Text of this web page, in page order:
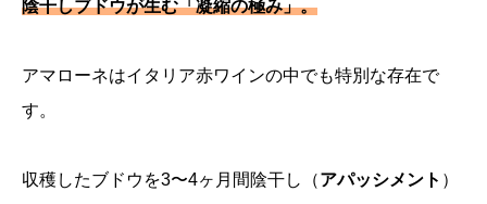
陰干しブドウが生む「凝縮の極み」。
アマローネはイタリア赤ワインの中でも特別な存在で
す。
収穫したブドウを3〜4ヶ月間陰干し（アパッシメント ）